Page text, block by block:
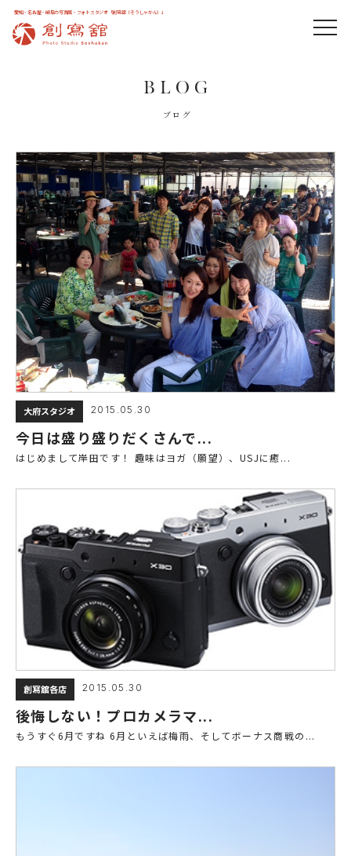
愛知・名古屋・岐阜の写真館・フォトスタジオ「創寫舘（そうしゃかん）」
BLOG
ブログ
大府スタジオ 2015.05.30
今日は盛り盛りだくさんで...
はじめまして岸田です！ 趣味はヨガ（願望）、USJに癒...
創寫舘各店 2015.05.30
後悔しない！プロカメラマ...
もうすぐ6月ですね 6月といえば梅雨、そしてボーナス商戦の...